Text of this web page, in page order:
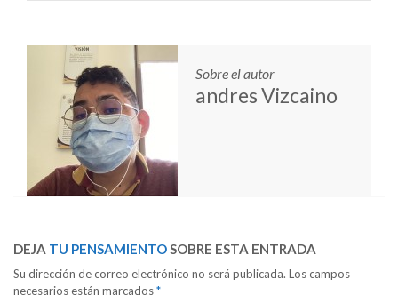
Sobre el autor
andres Vizcaino
DEJA TU PENSAMIENTOSOBRE ESTA ENTRADA
Su dirección de correo electrónico no será publicada. Los campos
necesarios están marcados*